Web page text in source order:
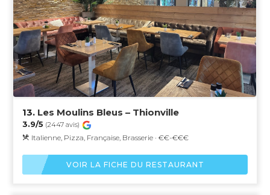
13. Les Moulins Bleus – Thionville
3.9/5 (2447 avis)
Italienne, Pizza, Française, Brasserie · €€-€€€
VOIR LA FICHE DU RESTAURANT